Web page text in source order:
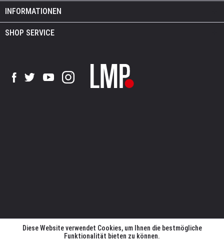
INFORMATIONEN
SHOP SERVICE
Diese Website verwendet Cookies, um Ihnen die bestmögliche
Funktionalität bieten zu können.